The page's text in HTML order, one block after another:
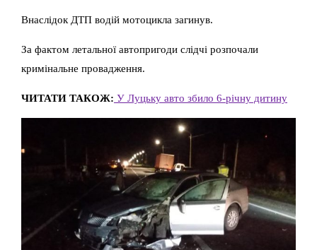
Внаслідок ДТП водій мотоцикла загинув.
За фактом летальної автопригоди слідчі розпочали
кримінальне провадження.
ЧИТАТИ ТАКОЖ: У Луцьку авто збило 6-річну дитину